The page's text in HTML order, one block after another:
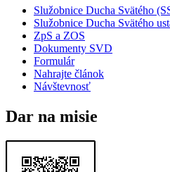
Služobnice Ducha Svätého
Služobnice Ducha Svätého
ZpS a ZOS
Dokumenty SVD
Formulár
Nahrajte článok
Návštevnosť
Dar na misie